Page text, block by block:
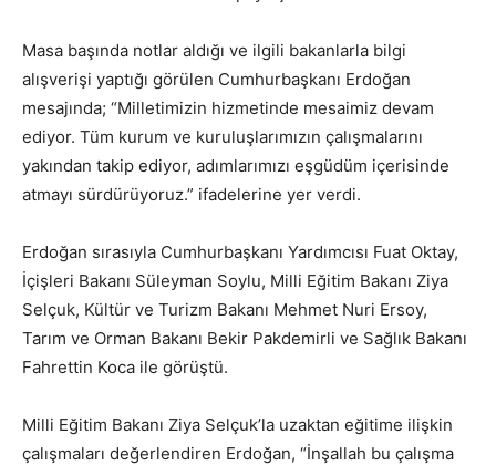
Masa başında notlar aldığı ve ilgili bakanlarla bilgi
alışverişi yaptığı görülen Cumhurbaşkanı Erdoğan
mesajında; “Milletimizin hizmetinde mesaimiz devam
ediyor. Tüm kurum ve kuruluşlarımızın çalışmalarını
yakından takip ediyor, adımlarımızı eşgüdüm içerisinde
atmayı sürdürüyoruz.” ifadelerine yer verdi.
Erdoğan sırasıyla Cumhurbaşkanı Yardımcısı Fuat Oktay,
İçişleri Bakanı Süleyman Soylu, Milli Eğitim Bakanı Ziya
Selçuk, Kültür ve Turizm Bakanı Mehmet Nuri Ersoy,
Tarım ve Orman Bakanı Bekir Pakdemirli ve Sağlık Bakanı
Fahrettin Koca ile görüştü.
Milli Eğitim Bakanı Ziya Selçuk’la uzaktan eğitime ilişkin
çalışmaları değerlendiren Erdoğan, “İnşallah bu çalışma